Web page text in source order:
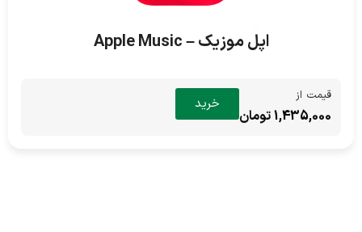
اپل موزیک – Apple Music
قیمت از
1,435,000 تومان
خرید